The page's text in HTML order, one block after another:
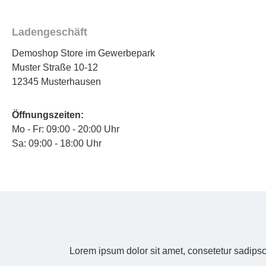
Ladengeschäft
Demoshop Store im Gewerbepark
Muster Straße 10-12
12345 Musterhausen
Öffnungszeiten:
Mo - Fr: 09:00 - 20:00 Uhr
Sa: 09:00 - 18:00 Uhr
Lorem ipsum dolor sit amet, consetetur